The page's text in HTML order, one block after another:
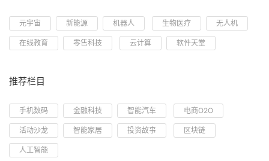
元宇宙 新能源 机器人 生物医疗 无人机
在线教育 零售科技 云计算 软件天堂
推荐栏目
手机数码 金融科技 智能汽车 电商O2O
活动沙龙 智能家居 投资故事 区块链
人工智能